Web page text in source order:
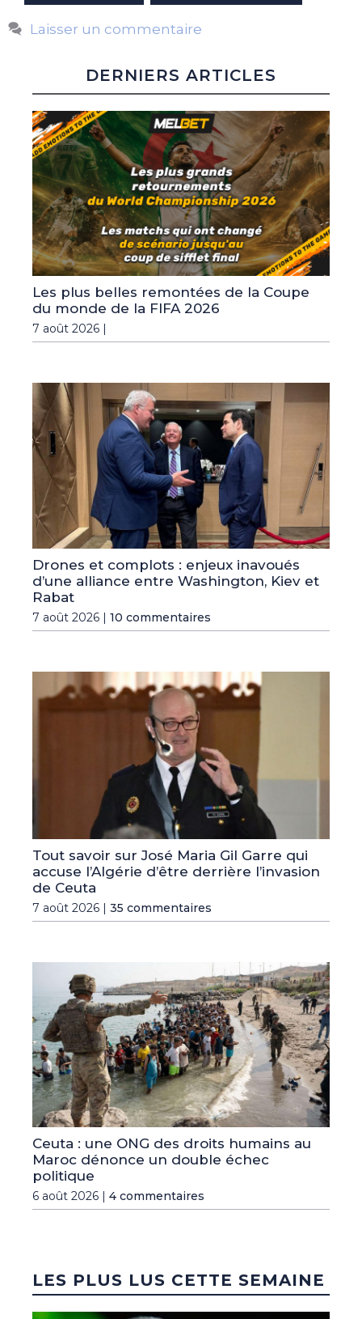
Laisser un commentaire
DERNIERS ARTICLES
Les plus belles remontées de la Coupe
du monde de la FIFA 2026
7 août 2026 |
Drones et complots : enjeux inavoués
d’une alliance entre Washington, Kiev et
Rabat
7 août 2026 | 10 commentaires
Tout savoir sur José Maria Gil Garre qui
accuse l’Algérie d’être derrière l’invasion
de Ceuta
7 août 2026 | 35 commentaires
Ceuta : une ONG des droits humains au
Maroc dénonce un double échec
politique
6 août 2026 | 4 commentaires
LES PLUS LUS CETTE SEMAINE